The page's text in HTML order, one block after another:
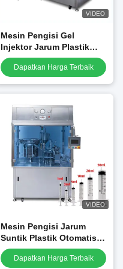
VIDEO
Mesin Pengisi Gel
Injektor Jarum Plastik
Sinyal Normal Steril yang
Diisi Sebelum
Dapatkan Harga Terbaik
VIDEO
Mesin Pengisi Jarum
Suntik Plastik Otomatis
dengan Sertifikasi CE
Dapatkan Harga Terbaik